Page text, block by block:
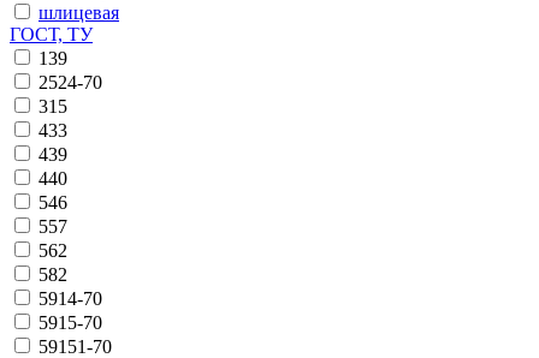
шлицевая
ГОСТ, ТУ
139
2524-70
315
433
439
440
546
557
562
582
5914-70
5915-70
59151-70